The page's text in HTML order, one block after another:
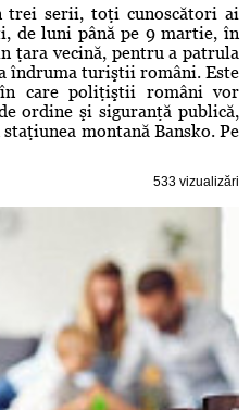
serii, toţi cunoscători ai
de luni până pe 9 martie, în
ţara vecină, pentru a patrula
îndruma turiştii români. Este
care poliţiştii români vor
ordine şi siguranţă publică,
montană Bansko. Pe
533 vizualizări